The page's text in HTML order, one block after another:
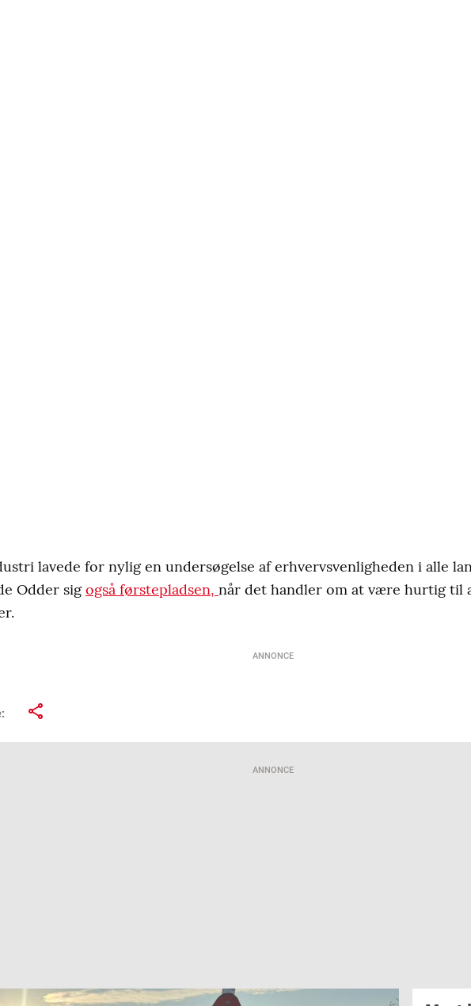
lavede for nylig en undersøgelse af erhvervsvenligheden i alle
Odder sigogså førstepladsen, når det handler om at være hurtig til
ANNONCE
ANNONCE